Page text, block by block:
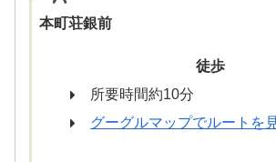
本町荘銀前
徒歩
所要時間約10分
グーグルマップでルートを